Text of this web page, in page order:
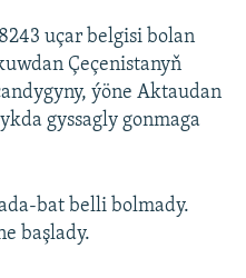
uçar belgisi bolan
Çeçenistanyň
ýöne Aktaudan
gyssagly gonmaga
bat belli bolmady.
başlady.